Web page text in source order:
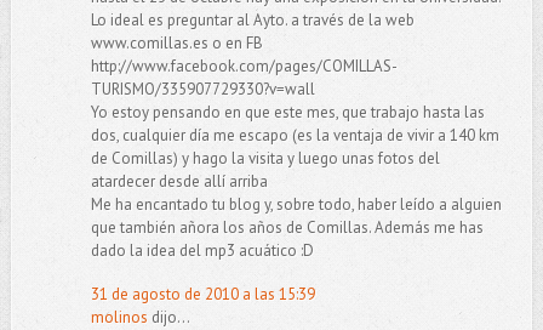
Lo ideal es preguntar al Ayto. a través de la web
www.comillas.es o en FB
http://www.facebook.com/pages/COMILLAS-
TURISMO/335907729330?v=wall
Yo estoy pensando en que este mes, que trabajo hasta las
dos, cualquier día me escapo (es la ventaja de vivir a 140 km
de Comillas) y hago la visita y luego unas fotos del
atardecer desde allí arriba
Me ha encantado tu blog y, sobre todo, haber leído a alguien
que también añora los años de Comillas. Además me has
dado la idea del mp3 acuático :D
31 de agosto de 2010 a las 15:39
molinos dijo...